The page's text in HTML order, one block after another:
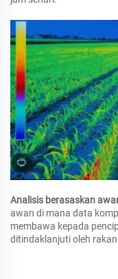
Analisis berasaskan
awan di mana data
membawa kepada
ditindaklanjuti oleh